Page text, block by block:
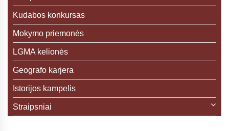
Kudabos konkursas
Mokymo priemonės
LGMA kelionės
Geografo karjera
Istorijos kampelis
Straipsniai